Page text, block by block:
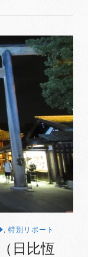
, 特別リポート
日比恆